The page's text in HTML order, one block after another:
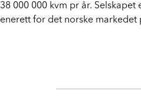
38 000 000 kvm pr år.
enerett for det norske markedet